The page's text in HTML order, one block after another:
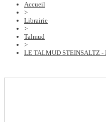
Accueil
>
Librairie
>
Talmud
>
LE TALMUD STEINSALTZ